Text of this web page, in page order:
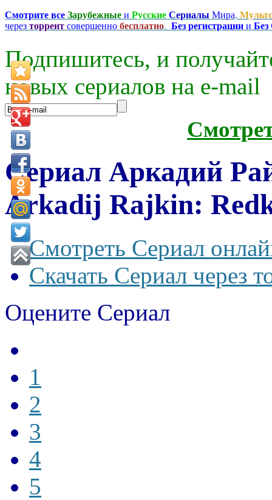
Смотрите все Зарубежные и Русские Сериалы Мира,
через торрент совершенно бесплатно. Без регистрации и
Подпишитесь, и
новых сериалов на e-mаil
Сериал Аркадий
Arkadij Rajkin:
Смотреть Сериал
Скачать Сериал через
Оцените Сериал
1
2
3
4
5